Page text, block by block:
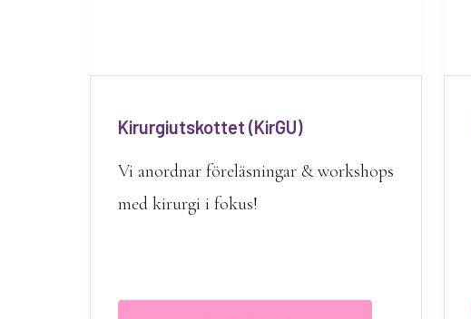
Kirurgiutskottet (KirGU)
Vi anordnar föreläsningar & workshops
med kirurgi i fokus!